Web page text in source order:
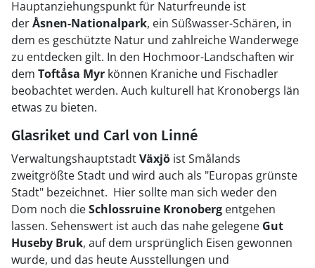
Hauptanziehungspunkt für Naturfreunde ist
derÅsnen-Nationalpark, ein Süßwasser-Schären, in
dem es geschützte Natur und zahlreiche Wanderwege
zu entdecken gilt. In den Hochmoor-Landschaften wir
dem Toftåsa Myr können Kraniche und Fischadler
beobachtet werden. Auch kulturell hat Kronobergs län
etwas zu bieten.
Glasriket und Carl von Linné
VerwaltungshauptstadtVäxjö ist Smålands
zweitgrößte Stadt und wird auch als "Europas grünste
Stadt" bezeichnet. Hier sollte man sich weder den
Dom noch dieSchlossruine Kronoberg entgehen
lassen. Sehenswert ist auch das nahe gelegene Gut
Huseby Bruk, auf dem ursprünglich Eisen gewonnen
wurde, und das heute Ausstellungen und